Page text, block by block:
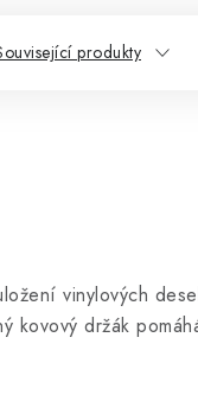
produkty
vinylových
držák